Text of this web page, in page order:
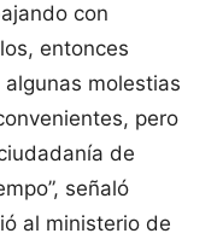
con
entonces
molestias
pero
de
señaló
al ministerio de